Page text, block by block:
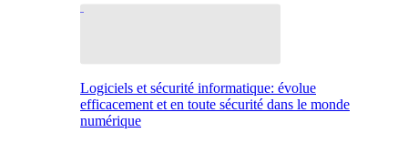
Logiciels et sécurité informatique: évolue
efficacement et en toute sécurité dans le monde
numérique